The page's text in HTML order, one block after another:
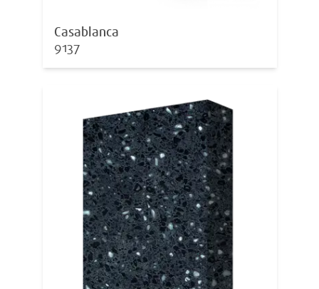
Casablanca
9137